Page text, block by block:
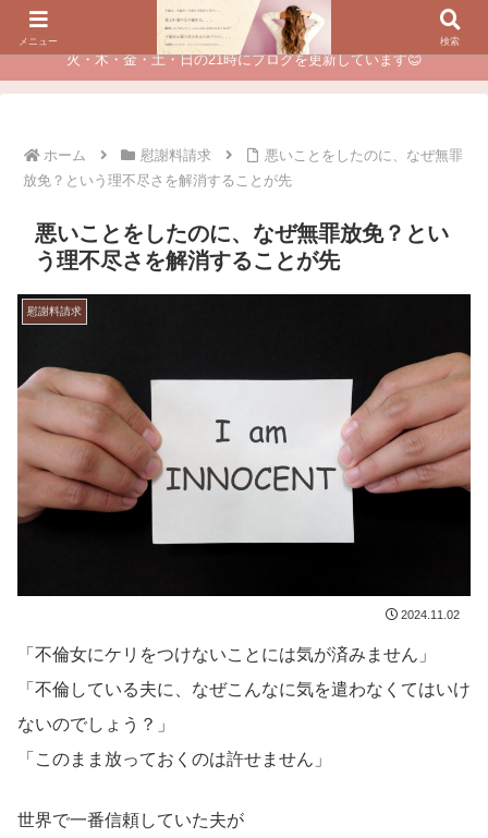
夫に不倫されたつらい経験が、あなたのチャンスに変わるカウンセリング
火・木・金・土・日の21時にブログを更新しています😊
ホーム 慰謝料請求
悪いことをしたのに、なぜ無罪
放免？という理不尽さを解消することが先
悪いことをしたのに、なぜ無罪放免？とい
う理不尽さを解消することが先
慰謝料請求
2024.11.02
「不倫女にケリをつけないことには気が済みません」
「不倫している夫に、なぜこんなに気を遣わなくてはいけ
ないのでしょう？」
「このまま放っておくのは許せません」
世界で一番信頼していた夫が
メニュー 検索